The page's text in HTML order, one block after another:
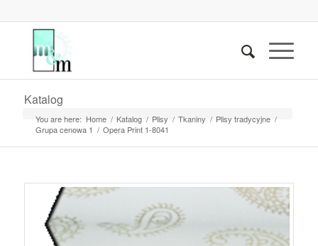
Katalog
You are here: Home / Katalog / Plisy / Tkaniny / Plisy tradycyjne /
Grupa cenowa 1 / Opera Print 1-8041